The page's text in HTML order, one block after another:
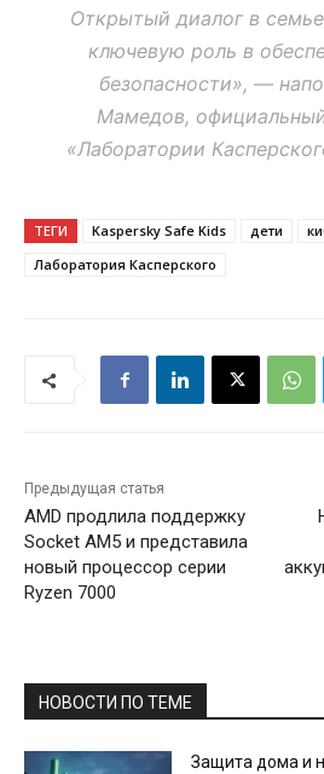
Открытый диалог в
ключевую роль в
безопасности», —
Мамедов,
«Лаборатории
ТЕГИ Kaspersky Safe Kids дети
Лаборатория Касперского
Предыдущая статья
AMD продлила поддержку
Socket AM5 и представила
новый процессор серии
Ryzen 7000
НОВОСТИ ПО ТЕМЕ
Защита дома и